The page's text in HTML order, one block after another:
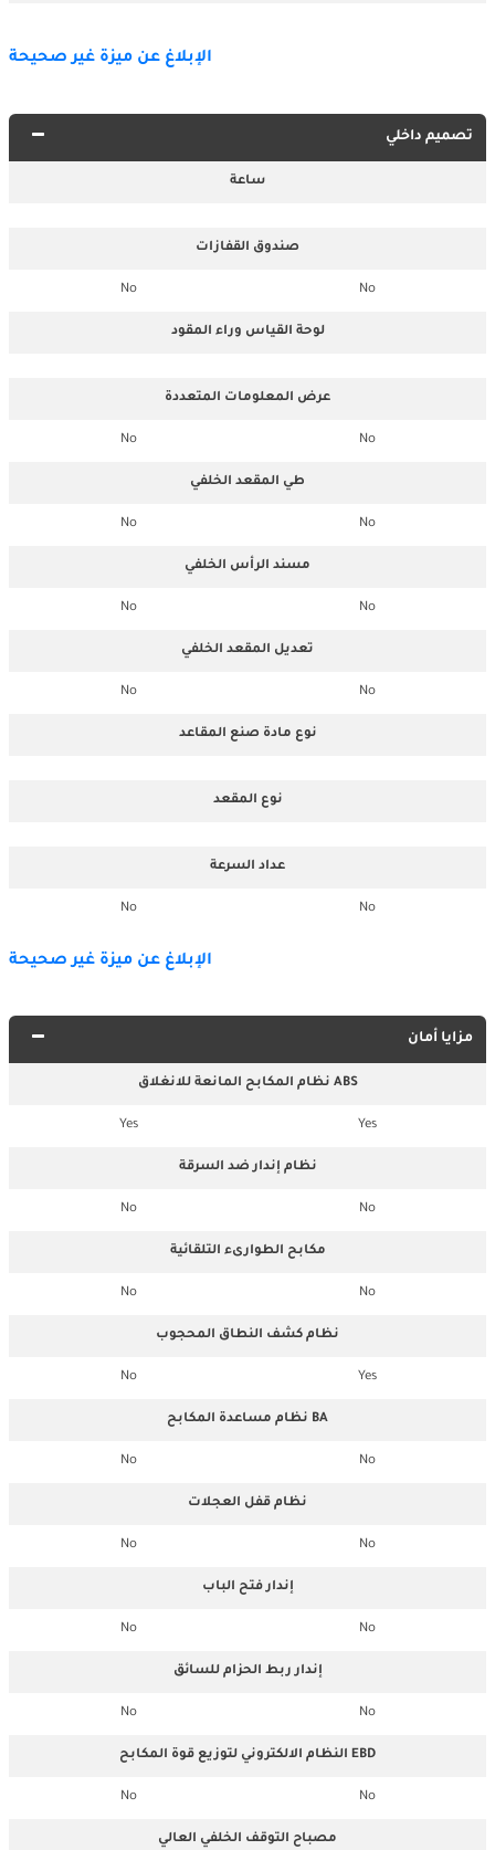
الإبلاغ عن ميزة غير صحيحة
تصميم داخلي
ساعة
صندوق القفازات
No
No
لوحة القياس وراء المقود
عرض المعلومات المتعددة
No
No
طي المقعد الخلفي
No
No
مسند الرأس الخلفي
No
No
تعديل المقعد الخلفي
No
No
نوع مادة صنع المقاعد
نوع المقعد
عداد السرعة
No
No
الإبلاغ عن ميزة غير صحيحة
مزايا أمان
نظام المكابح المانعة للانغلاق ABS
Yes
Yes
نظام إندار ضد السرقة
No
No
مكابح الطوارىء التلقائية
No
No
نظام كشف النطاق المحجوب
Yes
No
نظام مساعدة المكابح BA
No
No
نظام قفل العجلات
No
No
إندار فتح الباب
No
No
إندار ربط الحزام للسائق
No
No
النظام الالكتروني لتوزيع قوة المكابح EBD
No
No
مصباح التوقف الخلفي العالي